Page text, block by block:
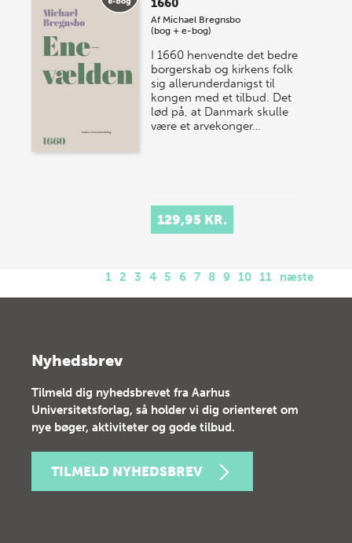
1660
Af Michael Bregnsbo
(bog + e-bog)
I 1660 henvendte det bedre
borgerskab og kirkens folk
sig allerunderdanigst til
kongen med et tilbud. Det
lød på, at Danmark skulle
være et arvekonger…
129,95 KR.
1 2 3 4 5 6 7 8 9 10 11 næste
Nyhedsbrev
Tilmeld dig nyhedsbrevet fra Aarhus
Universitetsforlag, så holder vi dig orienteret om
nye bøger, aktiviteter og gode tilbud.
TILMELD NYHEDSBREV